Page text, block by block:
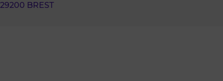
29200 BREST